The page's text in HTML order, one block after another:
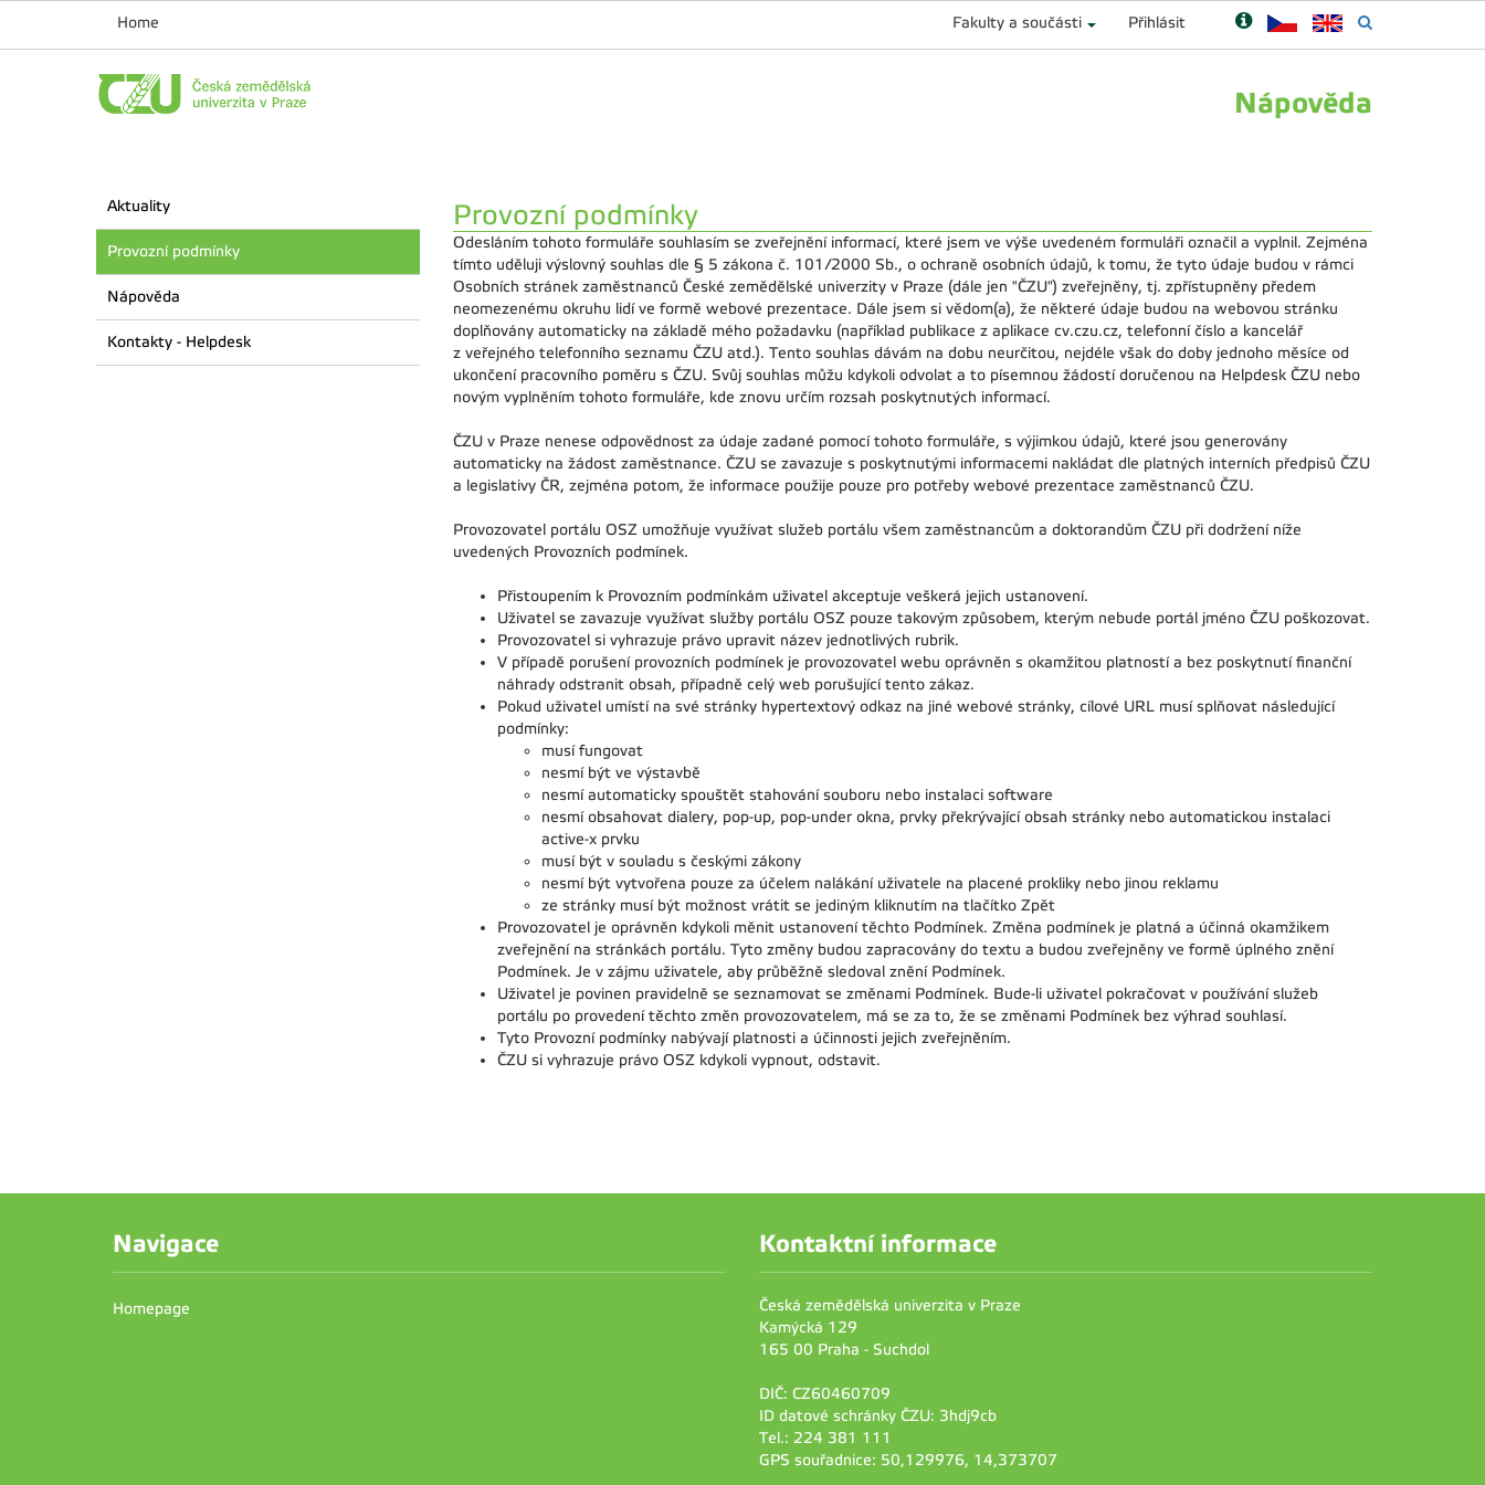
Home Fakulty a součásti Přihlásit
Nápověda
Aktuality
Provozní podmínky
Nápověda
Kontakty - Helpdesk
Provozní podmínky
Odesláním tohoto formuláře souhlasím se zveřejnění informací, které jsem ve výše uvedeném formuláři označil a vyplnil. Zejména
tímto uděluji výslovný souhlas dle § 5 zákona č. 101/2000 Sb., o ochraně osobních údajů, k tomu, že tyto údaje budou v rámci
Osobních stránek zaměstnanců České zemědělské univerzity v Praze (dále jen "ČZU") zveřejněny, tj. zpřístupněny předem
neomezenému okruhu lidí ve formě webové prezentace. Dále jsem si vědom(a), že některé údaje budou na webovou stránku
doplňovány automaticky na základě mého požadavku (například publikace z aplikace cv.czu.cz, telefonní číslo a kancelář
z veřejného telefonního seznamu ČZU atd.). Tento souhlas dávám na dobu neurčitou, nejdéle však do doby jednoho měsíce od
ukončení pracovního poměru s ČZU. Svůj souhlas můžu kdykoli odvolat a to písemnou žádostí doručenou na Helpdesk ČZU nebo
novým vyplněním tohoto formuláře, kde znovu určím rozsah poskytnutých informací.
ČZU v Praze nenese odpovědnost za údaje zadané pomocí tohoto formuláře, s výjimkou údajů, které jsou generovány
automaticky na žádost zaměstnance. ČZU se zavazuje s poskytnutými informacemi nakládat dle platných interních předpisů ČZU
a legislativy ČR, zejména potom, že informace použije pouze pro potřeby webové prezentace zaměstnanců ČZU.
Provozovatel portálu OSZ umožňuje využívat služeb portálu všem zaměstnancům a doktorandům ČZU při dodržení níže
uvedených Provozních podmínek.
Přistoupením k Provozním podmínkám uživatel akceptuje veškerá jejich ustanovení.
Uživatel se zavazuje využívat služby portálu OSZ pouze takovým způsobem, kterým nebude portál jméno ČZU poškozovat.
Provozovatel si vyhrazuje právo upravit název jednotlivých rubrik.
V případě porušení provozních podmínek je provozovatel webu oprávněn s okamžitou platností a bez poskytnutí finanční
náhrady odstranit obsah, případně celý web porušující tento zákaz.
Pokud uživatel umístí na své stránky hypertextový odkaz na jiné webové stránky, cílové URL musí splňovat následující
podmínky:
musí fungovat
nesmí být ve výstavbě
nesmí automaticky spouštět stahování souboru nebo instalaci software
nesmí obsahovat dialery, pop-up, pop-under okna, prvky překrývající obsah stránky nebo automatickou instalaci
active-x prvku
musí být v souladu s českými zákony
nesmí být vytvořena pouze za účelem nalákání uživatele na placené prokliky nebo jinou reklamu
ze stránky musí být možnost vrátit se jediným kliknutím na tlačítko Zpět
Provozovatel je oprávněn kdykoli měnit ustanovení těchto Podmínek. Změna podmínek je platná a účinná okamžikem
zveřejnění na stránkách portálu. Tyto změny budou zapracovány do textu a budou zveřejněny ve formě úplného znění
Podmínek. Je v zájmu uživatele, aby průběžně sledoval znění Podmínek.
Uživatel je povinen pravidelně se seznamovat se změnami Podmínek. Bude-li uživatel pokračovat v používání služeb
portálu po provedení těchto změn provozovatelem, má se za to, že se změnami Podmínek bez výhrad souhlasí.
Tyto Provozní podmínky nabývají platnosti a účinnosti jejich zveřejněním.
ČZU si vyhrazuje právo OSZ kdykoli vypnout, odstavit.
Navigace
Homepage
Kontaktní informace
Česká zemědělská univerzita v Praze
Kamýcká 129
165 00 Praha - Suchdol
DIČ: CZ60460709
ID datové schránky ČZU: 3hdj9cb
Tel.: 224 381 111
GPS souřadnice: 50,129976, 14,373707